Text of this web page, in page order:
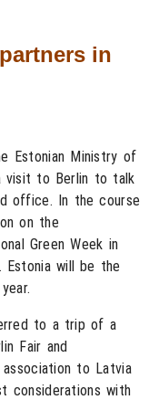
in
Estonian Ministry of
visit to Berlin to talk
office. In the course
on the
Green Week in
Estonia will be the
to a trip of a
Fair and
to Latvia
considerations with